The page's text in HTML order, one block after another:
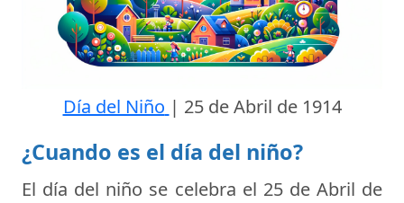
Día del Niño | 25 de Abril de 1914
¿Cuando es el día del niño?
El día del niño se celebra el 25 de Abril de